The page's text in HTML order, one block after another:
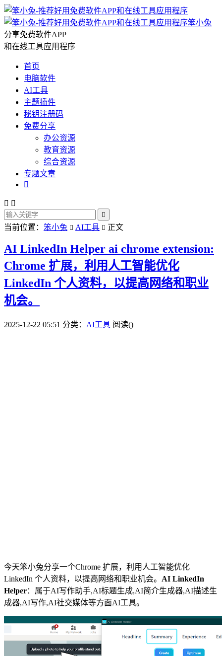
笨小兔
分享免费软件APP
和在线工具应用程序
首页
电脑软件
AI工具
主题插件
秘钥注册码
免费分享
办公资源
教育资源
综合资源
专题文章

 

当前位置： 笨小兔  AI工具  正文
AI LinkedIn Helper ai chrome extension:
Chrome 扩展，利用人工智能优化
LinkedIn 个人资料，以提高网络和职业
机会。
2025-12-22 05:51 分类： AI工具 阅读()
今天笨小兔分享一个Chrome 扩展，利用人工智能优化
LinkedIn 个人资料，以提高网络和职业机会。 AI LinkedIn
Helper：属于AI写作助手,AI标题生成,AI简介生成器,AI描述生
成器,AI写作,AI社交媒体等方面AI工具。